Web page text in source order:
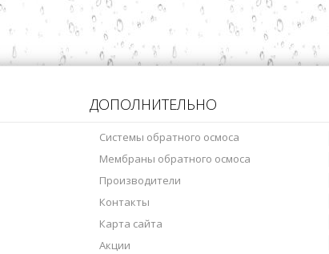
ДОПОЛНИТЕЛЬНО
Системы обратного осмоса
Мембраны обратного осмоса
Производители
Контакты
Карта сайта
Акции